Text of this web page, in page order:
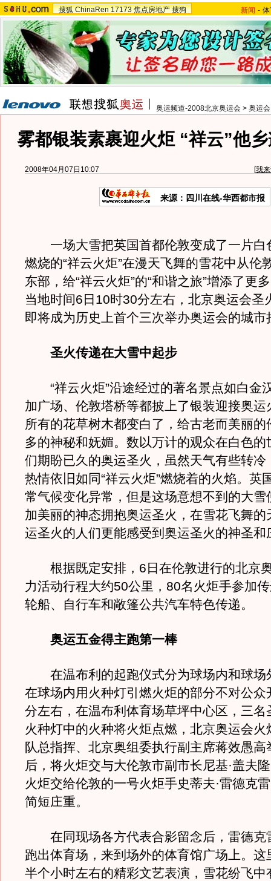
搜狐 ChinaRen 17173 焦点房地产 搜狗 新闻 -
奥运频道-2008北京奥运会 > 奥运
雾都银装素裹迎火炬 “祥云”他
2008年04月07日10:07 [我
来源：四川在线-华西都市报
一场大雪把英国首都伦敦变成了一片白
燃烧的“祥云火炬”在漫天飞舞的雪花中从伦
东部，给“祥云火炬”的“和谐之旅”增添了更
当地时间6日10时30分左右，北京奥运会圣
即将成为历史上首个三次举办奥运会的城市
圣火传递在大雪中起步
“祥云火炬”沿途经过的著名景点如白金
加广场、伦敦塔桥等都披上了银装迎接奥运
所有的花草树木都变白了，给古老而美丽的
多的神秘和妩媚。数以万计的观众在白色的
们期盼已久的奥运圣火，虽然天气有些转冷
热情依旧如同“祥云火炬”燃烧着的火焰。英
常气候变化异常，但是这场意想不到的大雪
加美丽的神态拥抱奥运圣火，在雪花飞舞的
运圣火的人们更能感受到奥运圣火的神圣和
根据既定安排，6日在伦敦进行的北京
力活动行程大约50公里，80名火炬手参加
轮船、自行车和敞篷公共汽车特色传递。
奥运五金得主跑第一棒
在温布利的起跑仪式分为球场内和球场
在球场内用火种灯引燃火炬的部分不对公
分左右，在温布利体育场草坪中心区，三名
火种灯中的火种将火炬点燃，北京奥运会火
队总指挥、北京奥组委执行副主席蒋效愚高
后，将火炬交与大伦敦市副市长尼基·盖夫
火炬交给伦敦的一号火炬手史蒂夫·雷德克
简短庄重。
在同现场各方代表合影留念后，雷德克
跑出体育场，来到场外的体育馆广场上。这
半个小时左右的精彩文艺表演，雪花纷飞中